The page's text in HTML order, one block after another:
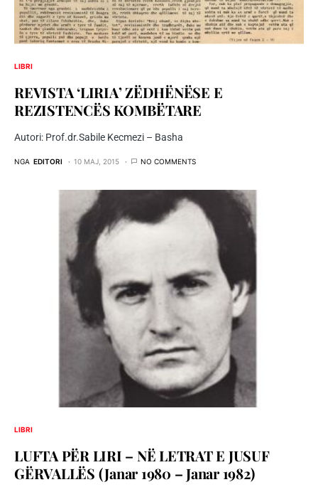
LIBRI
REVISTA ‘LIRIA’ ZËDHËNËSE E
REZISTENCËS KOMBËTARE
Autori: Prof.dr.Sabile Kecmezi – Basha
NGA EDITORI 10 MAJ, 2015 NO COMMENTS
LIBRI
LUFTA PËR LIRI – NË LETRAT E JUSUF
GËRVALLËS (Janar 1980 – Janar 1982)